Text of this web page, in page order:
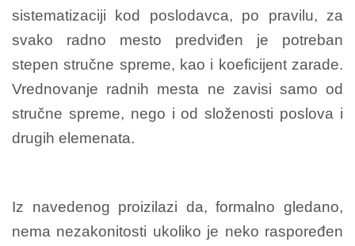
sistematizaciji kod poslodavca, po pravilu, za
svako radno mesto predviđen je potreban
stepen stručne spreme, kao i koeficijent zarade.
Vrednovanje radnih mesta ne zavisi samo od
stručne spreme, nego i od složenosti poslova i
drugih elemenata.
Iz navedenog proizilazi da, formalno gledano,
nema nezakonitosti ukoliko je neko raspoređen